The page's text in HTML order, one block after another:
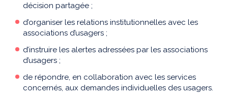
décision partagée ;
d’organiser les relations institutionnelles avec les
associations d’usagers ;
d’instruire les alertes adressées par les associations
d’usagers ;
de répondre, en collaboration avec les services
concernés, aux demandes individuelles des usagers.